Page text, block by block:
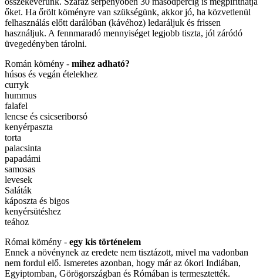
őket. Ha őrölt köményre van szükségünk, akkor jó, ha közvetlenül
felhasználás előtt darálóban (kávéhoz) ledaráljuk és frissen
használjuk. A fennmaradó mennyiséget legjobb tiszta, jól záródó
üvegedényben tárolni.
Román kömény - mihez adható?
húsos és vegán ételekhez
curryk
hummus
falafel
lencse és csicseriborsó
kenyérpaszta
torta
palacsinta
papadámi
samosas
levesek
Saláták
káposzta és bigos
kenyérsütéshez
teához
Római kömény - egy kis történelem
Ennek a növénynek az eredete nem tisztázott, mivel ma vadonban
nem fordul elő. Ismeretes azonban, hogy már az ókori Indiában,
Egyiptomban, Görögországban és Rómában is termesztették.